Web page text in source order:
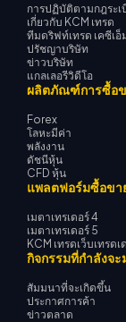
การปฏิบัติตามกฎระเ
เกี่ยวกับ KCM เทรด
ทีมดริฟท์เทรด เคซีเอ็
ปรัชญาบริษัท
ข่าวบริษัท
แกลเลอรีวิดีโอ
ผลิตภัณฑ์การซื้อ
Forex
โลหะมีค่า
พลังงาน
ดัชนีหุ้น
CFD หุ้น
แพลตฟอร์มซื้อขา
เมตาเทรเดอร์ 4
เมตาเทรเดอร์ 5
KCM เทรดเว็บเทรดเ
กิจกรรมที่กำลังจะ
สัมมนาที่จะเกิดขึ้น
ประกาศการค้า
ข่าวตลาด